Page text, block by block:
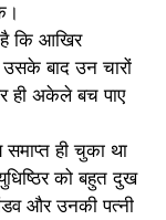
कि आखिर
उसके बाद उन चारों
ही अकेले बच पाए
ही चुका था
को बहुत दुख
और उनकी पत्नी